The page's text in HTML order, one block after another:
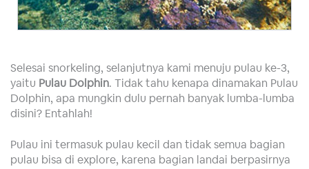
Selesai snorkeling, selanjutnya kami menuju pulau ke-3,
yaitu Pulau Dolphin. Tidak tahu kenapa dinamakan Pulau
Dolphin, apa mungkin dulu pernah banyak lumba-lumba
disini? Entahlah!
Pulau ini termasuk pulau kecil dan tidak semua bagian
pulau bisa di explore, karena bagian landai berpasirnya